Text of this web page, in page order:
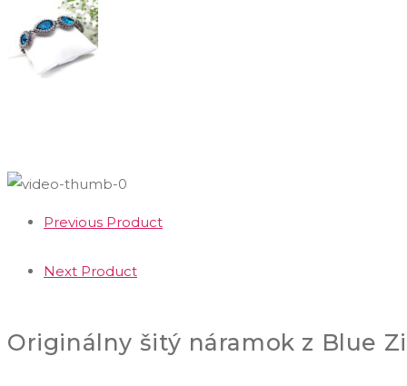
Previous Product
Next Product
Originálny šitý náramok z Blue